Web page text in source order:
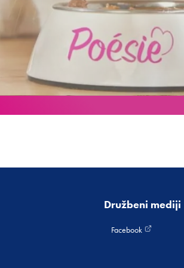
Družbeni mediji
Facebook